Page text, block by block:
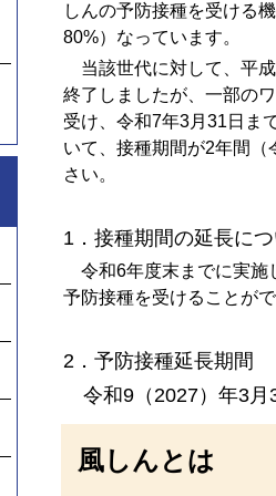
しんの予防接種を受ける
80%）なっています。
当該世代に対して、平
終了しましたが、一部の
受け、令和7年3月31日ま
いて、接種期間が2年間
さい。
1．接種期間の延長に
令和6年度末までに実施
予防接種を受けることがで
2．予防接種延長期間
令和9（2027）年3月
風しんとは